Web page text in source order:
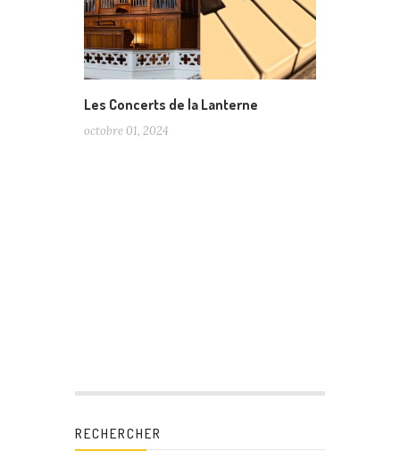
Les Concerts de la Lanterne
octobre 01, 2024
RECHERCHER